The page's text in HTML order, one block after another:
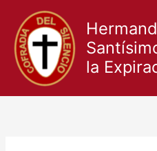
contenido
la